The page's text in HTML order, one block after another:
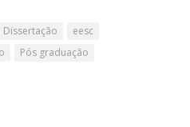
Dissertação
eesc
Pós graduação